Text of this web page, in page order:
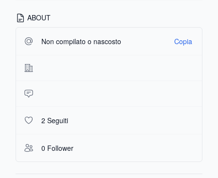
ABOUT
Non compilato o nascosto Copia
2 Seguiti
0 Follower